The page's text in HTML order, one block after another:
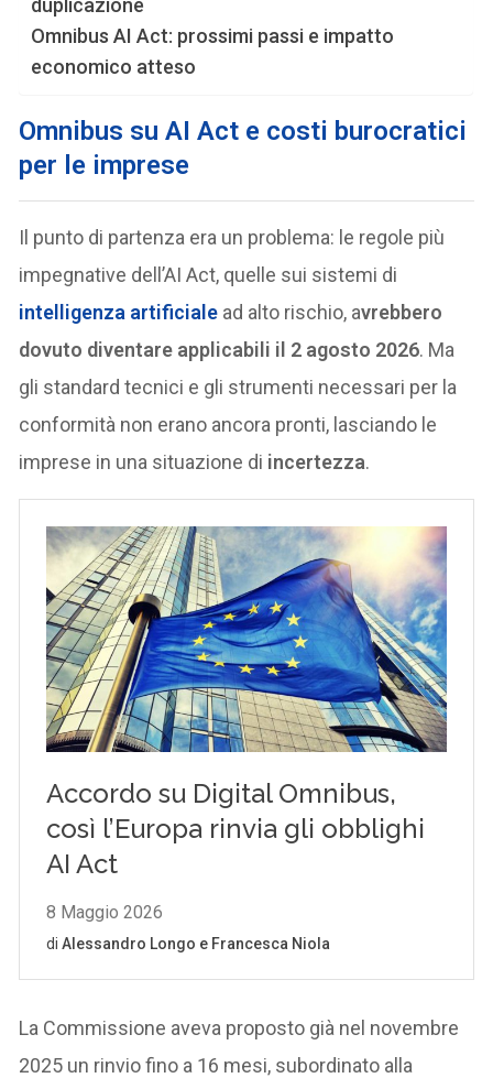
duplicazione
Omnibus AI Act: prossimi passi e impatto
economico atteso
Omnibus su AI Act e costi burocratici
per le imprese
Il punto di partenza era un problema: le regole più
impegnative dell’AI Act, quelle sui sistemi di
intelligenza artificiale ad alto rischio, avrebbero
dovuto diventare applicabili il 2 agosto 2026. Ma
gli standard tecnici e gli strumenti necessari per la
conformità non erano ancora pronti, lasciando le
imprese in una situazione di incertezza.
La Commissione aveva proposto già nel novembre
2025 un rinvio fino a 16 mesi, subordinato alla